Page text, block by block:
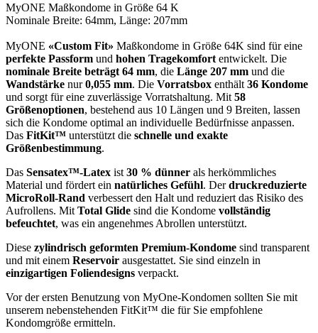
MyONE Maßkondome in Größe 64 K
Nominale Breite: 64mm, Länge: 207mm
MyONE «Custom Fit» Maßkondome in Größe 64K sind für eine
perfekte Passform und hohen Tragekomfort entwickelt. Die
nominale Breite beträgt 64 mm, die Länge 207 mm und die
Wandstärke nur0,055 mm. Die Vorratsbox enthält 36 Kondome
und sorgt für eine zuverlässige Vorratshaltung. Mit 58
Größenoptionen, bestehend aus 10 Längen und 9 Breiten, lassen
sich die Kondome optimal an individuelle Bedürfnisse anpassen.
Das FitKit™ unterstützt die schnelle und exakte
Größenbestimmung.
Das Sensatex™-Latex ist 30 % dünner als herkömmliches
Material und fördert ein natürliches Gefühl. Derdruckreduzierte
MicroRoll-Rand verbessert den Halt und reduziert das Risiko des
Aufrollens. Mit Total Glide sind die Kondome vollständig
befeuchtet, was ein angenehmes Abrollen unterstützt.
Diese zylindrisch geformten Premium-Kondome sind transparent
und mit einem Reservoir ausgestattet. Sie sind einzeln in
einzigartigen Foliendesigns verpackt.
Vor der ersten Benutzung von MyOne-Kondomen sollten Sie mit
unserem nebenstehenden FitKit™ die für Sie empfohlene
Kondomgröße ermitteln.